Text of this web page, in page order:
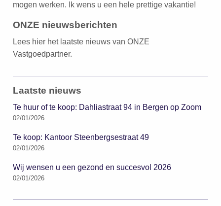
mogen werken. Ik wens u een hele prettige vakantie!
ONZE nieuwsberichten
Lees hier het laatste nieuws van ONZE
Vastgoedpartner.
Laatste nieuws
Te huur of te koop: Dahliastraat 94 in Bergen op Zoom
02/01/2026
Te koop: Kantoor Steenbergsestraat 49
02/01/2026
Wij wensen u een gezond en succesvol 2026
02/01/2026